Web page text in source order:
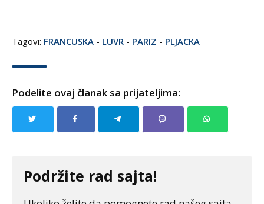
Tagovi: FRANCUSKA - LUVR - PARIZ - PLJACKA
Podelite ovaj članak sa prijateljima:
Podržite rad sajta!